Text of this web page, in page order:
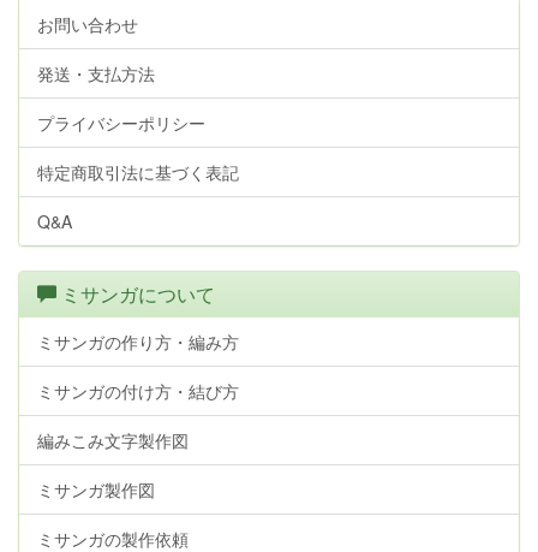
お問い合わせ
発送・支払方法
プライバシーポリシー
特定商取引法に基づく表記
Q&A
ミサンガについて
ミサンガの作り方・編み方
ミサンガの付け方・結び方
編みこみ文字製作図
ミサンガ製作図
ミサンガの製作依頼